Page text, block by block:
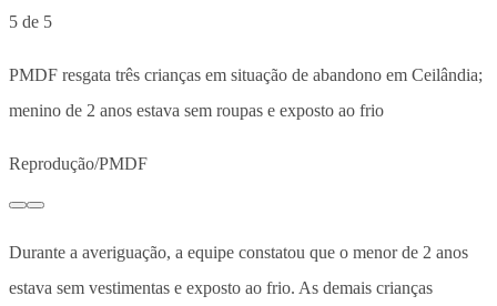
5 de 5
PMDF resgata três crianças em situação de abandono em Ceilândia;
menino de 2 anos estava sem roupas e exposto ao frio
Reprodução/PMDF
Durante a averiguação, a equipe constatou que o menor de 2 anos
estava sem vestimentas e exposto ao frio. As demais crianças